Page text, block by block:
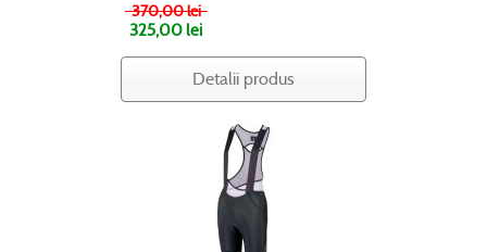
370,00 lei
325,00 lei
Detalii produs